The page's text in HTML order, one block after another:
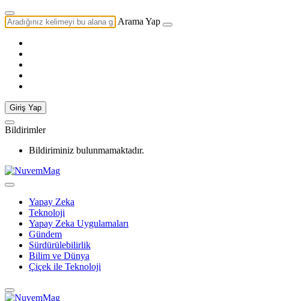
Arama Yap
Giriş Yap
Bildirimler
Bildiriminiz bulunmamaktadır.
Yapay Zeka
Teknoloji
Yapay Zeka Uygulamaları
Gündem
Sürdürülebilirlik
Bilim ve Dünya
Çiçek ile Teknoloji